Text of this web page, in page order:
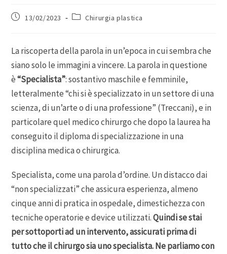
13/02/2023 Chirurgia plastica
La riscoperta della parola in un’epoca in cui sembra che
siano solo le immagini a vincere. La parola in questione
è“Specialista”: sostantivo maschile e femminile,
letteralmente “chi si è specializzato in un settore di una
scienza, di un’arte o di una professione” (Treccani), e in
particolare quel medico chirurgo che dopo la laurea ha
conseguito il diploma di specializzazione in una
disciplina medica o chirurgica.
Specialista, come una parola d’ordine. Un distacco dai
“non specializzati” che assicura esperienza, almeno
cinque anni di pratica in ospedale, dimestichezza con
tecniche operatorie e device utilizzati.Quindi se stai
per sottoporti ad un intervento, assicurati prima di
tutto che il chirurgo sia uno specialista. Ne parliamo con